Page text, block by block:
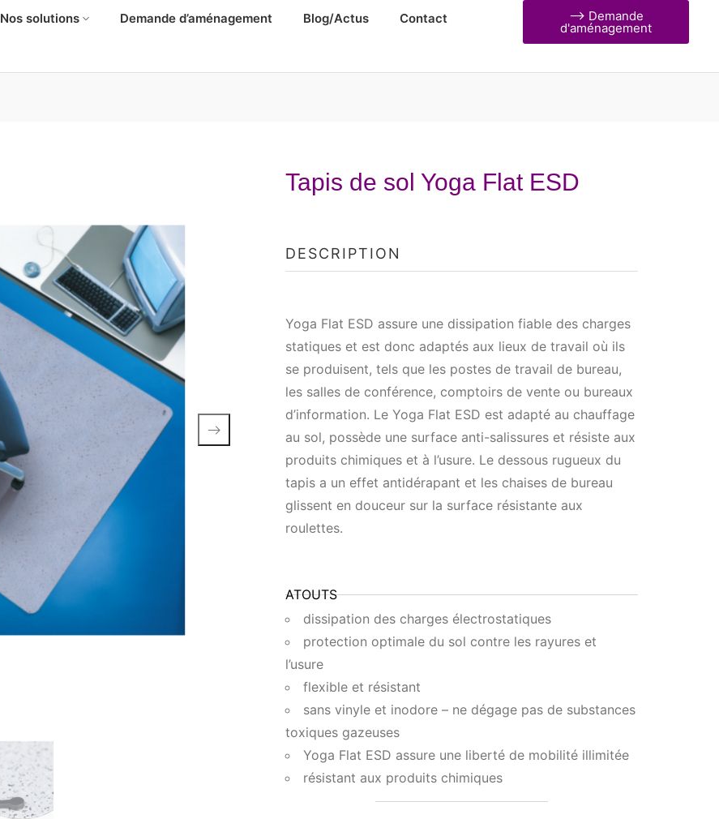
Nos solutions Demande d’aménagement Blog/Actus Contact ⟶ Demande
d'aménagement
Tapis de sol Yoga Flat ESD
DESCRIPTION
Yoga Flat ESD assure une dissipation fiable des charges
statiques et est donc adaptés aux lieux de travail où ils
se produisent, tels que les postes de travail de bureau,
les salles de conférence, comptoirs de vente ou bureaux
d’information. Le Yoga Flat ESD est adapté au chauffage
au sol, possède une surface anti-salissures et résiste aux
produits chimiques et à l’usure. Le dessous rugueux du
tapis a un effet antidérapant et les chaises de bureau
glissent en douceur sur la surface résistante aux
roulettes.
ATOUTS
dissipation des charges électrostatiques
protection optimale du sol contre les rayures et
l’usure
flexible et résistant
sans vinyle et inodore – ne dégage pas de substances
toxiques gazeuses
Yoga Flat ESD assure une liberté de mobilité illimitée
résistant aux produits chimiques